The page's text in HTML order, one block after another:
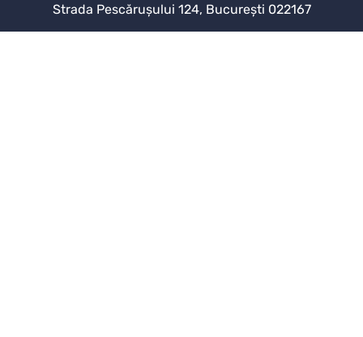
Strada Pescărușului 124, București 022167